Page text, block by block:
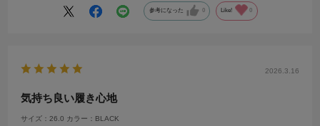
参考になった 0 Like! 0
2026.3.16
気持ち良い履き心地
サイズ：26.0 カラー：BLACK